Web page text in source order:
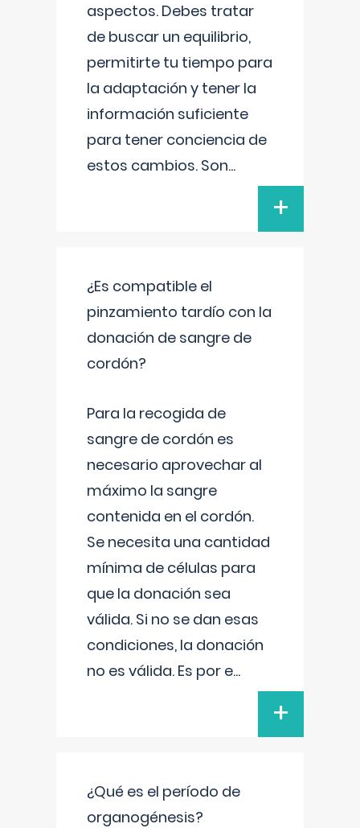
aspectos. Debes tratar
de buscar un equilibrio,
permitirte tu tiempo para
la adaptación y tener la
información suficiente
para tener conciencia de
estos cambios. Son...
+
¿Es compatible el
pinzamiento tardío con la
donación de sangre de
cordón?
Para la recogida de
sangre de cordón es
necesario aprovechar al
máximo la sangre
contenida en el cordón.
Se necesita una cantidad
mínima de células para
que la donación sea
válida. Si no se dan esas
condiciones, la donación
no es válida. Es por e...
+
¿Qué es el período de
organogénesis?